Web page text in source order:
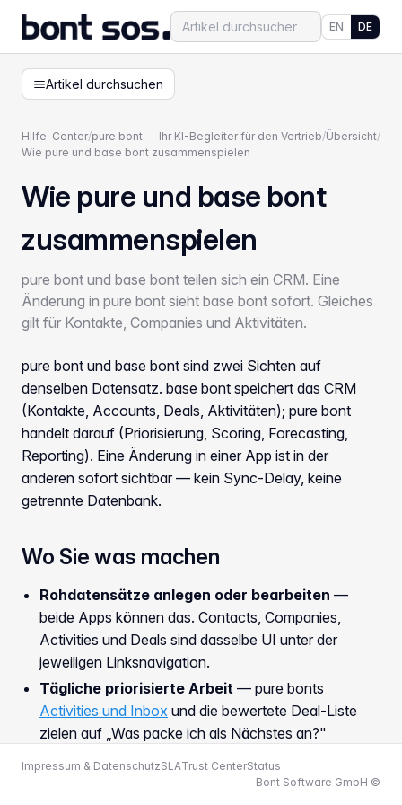
EN DE
Artikel durchsuchen
Hilfe-Center/pure bont — Ihr KI-Begleiter für den Vertrieb/Übersicht/
Wie pure und base bont zusammenspielen
Wie pure und base bont
zusammenspielen
pure bont und base bont teilen sich ein CRM. Eine
Änderung in pure bont sieht base bont sofort. Gleiches
gilt für Kontakte, Companies und Aktivitäten.
pure bont und base bont sind zwei Sichten auf
denselben Datensatz. base bont speichert das CRM
(Kontakte, Accounts, Deals, Aktivitäten); pure bont
handelt darauf (Priorisierung, Scoring, Forecasting,
Reporting). Eine Änderung in einer App ist in der
anderen sofort sichtbar — kein Sync-Delay, keine
getrennte Datenbank.
Wo Sie was machen
Rohdatensätze anlegen oder bearbeiten —
beide Apps können das. Contacts, Companies,
Activities und Deals sind dasselbe UI unter der
jeweiligen Linksnavigation.
Tägliche priorisierte Arbeit — pure bonts
Activities und Inbox und die bewertete Deal-Liste
zielen auf „Was packe ich als Nächstes an?"
CRM-Modell konfigurieren— dieCRM-
liegt in base bont und besitzt Pipelines,
Impressum & DatenschutzSLATrust CenterStatus
Bont Software GmbH ©